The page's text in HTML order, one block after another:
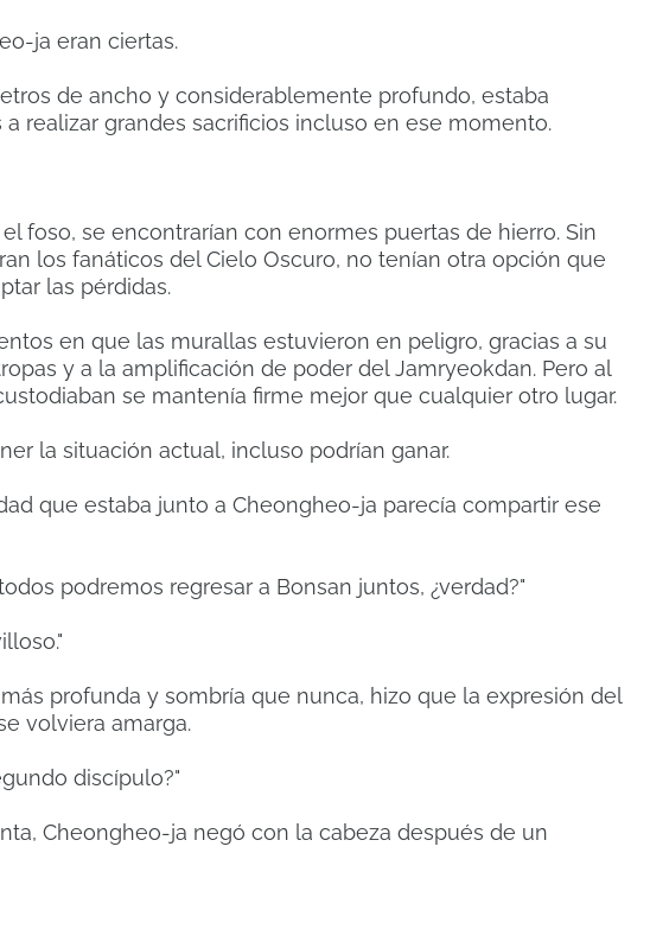
ja eran ciertas.
de ancho y considerablemente profundo, estaba
realizar grandes sacrificios incluso en ese momento.
foso, se encontrarían con enormes puertas de hierro. Sin
los fanáticos del Cielo Oscuro, no tenían otra opción que
las pérdidas.
en que las murallas estuvieron en peligro, gracias a su
y a la amplificación de poder del Jamryeokdan. Pero al
se mantenía firme mejor que cualquier otro lugar.
la situación actual, incluso podrían ganar.
que estaba junto a Cheongheo-ja parecía compartir ese
podremos regresar a Bonsan juntos, ¿verdad?"
profunda y sombría que nunca, hizo que la expresión del
volviera amarga.
discípulo?"
Cheongheo-ja negó con la cabeza después de un